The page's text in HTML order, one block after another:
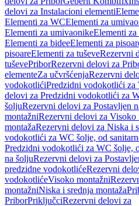
delovi za Instalacioni elementi
Elementi za WCElementi za
Elementi za umivaonikeElementi za
Elementi za bideeElementi za
pisoareElementi za tuševeRezervni
tuševePriborRezervni delovi za
elementeZa učvršćenjaRezervni
vodokotlićiPredzidni vodokotlići za
delovi za Predzidni vodokotlići za
šoljuRezervni delovi za Postavljen
montažniRezervni delovi za Visoko
montažaRezervni delovi za Niska i
vodokotlići za WC šolje, od
Predzidni vodokotlići za WC šolje,
na šoljuRezervni delovi za
predzidne vodokotlićeRezervni
vodokotlićeVisoko montažni
montažniNiska i srednja montaža
PriborPriključciRezervni delovi za